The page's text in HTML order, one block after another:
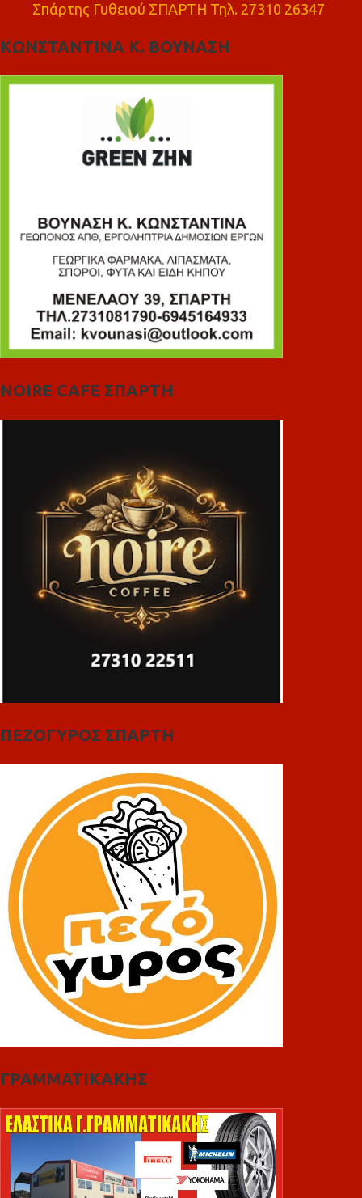
Σπάρτης Γυθειού ΣΠΑΡΤΗ Τηλ. 27310 26347
ΚΩΝΣΤΑΝΤΙΝΑ Κ. ΒΟΥΝΑΣΗ
NOIRE CAFE ΣΠΑΡΤΗ
ΠΕΖΟΓΥΡΟΣ ΣΠΑΡΤΗ
ΓΡΑΜΜΑΤΙΚΑΚΗΣ